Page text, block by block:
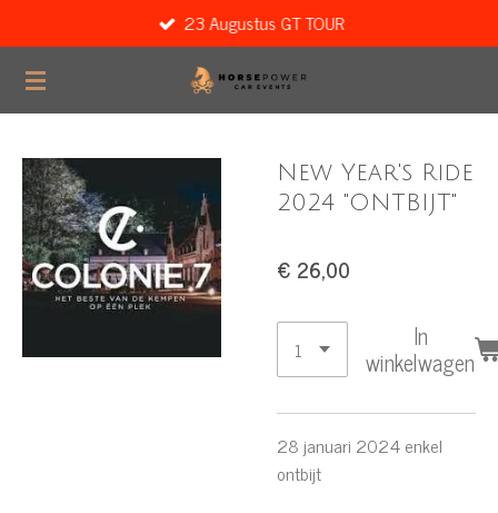
direct
naar
23 Augustus GT TOUR
New Year's Ride
2024 "ONTBIJT"
€ 26,00
In
winkelwagen
28 januari 2024 enkel
ontbijt